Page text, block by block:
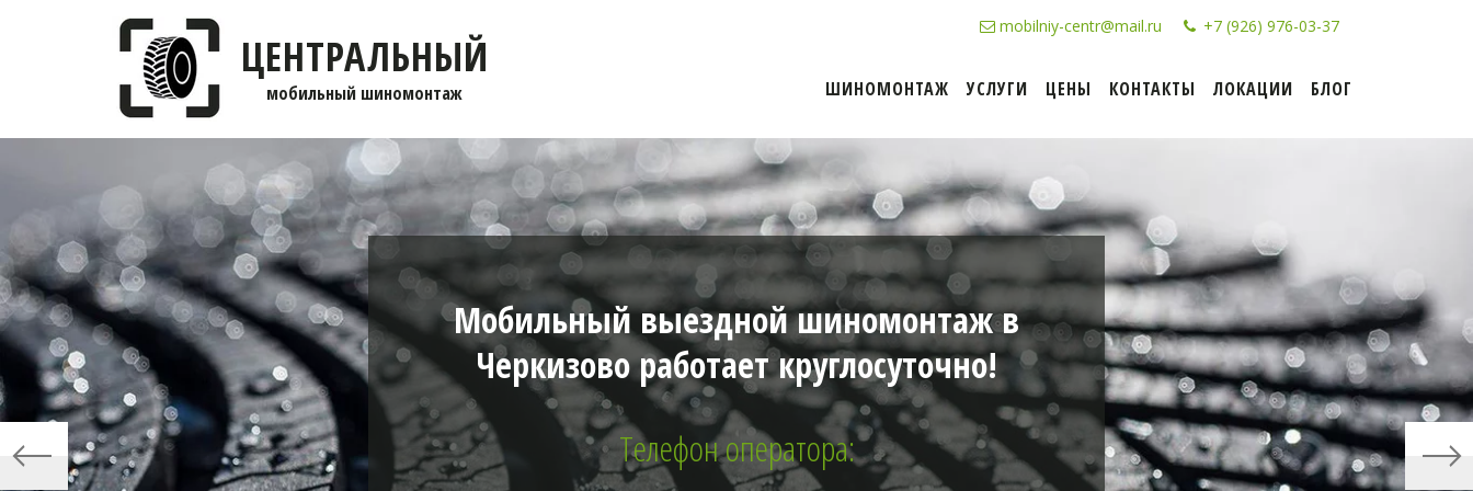
ЦЕНТРАЛЬНЫЙ
мобильны­­й шиномонтаж
+7 (926) 976-03-37
mobilniy-centr@mail.ru
ШИНОМОНТАЖ УСЛУГИ ЦЕНЫ КОНТАКТЫ ЛОКАЦИИ БЛОГ
Мобильный выездной шиномонтаж в
Черкизово работает круглосуточно!
Телефон оператора: